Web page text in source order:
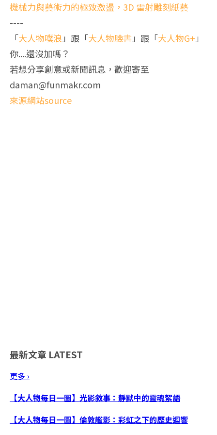
機械力與藝術力的極致激盪，3D 雷射雕刻紙藝
----
「大人物噗浪」跟「大人物臉書」跟「大人物G+」
你....還沒加嗎？
若想分享創意或新聞訊息，歡迎寄至
daman@funmakr.com
來源網站source
最新文章 LATEST
更多 ›
【大人物每日一圖】光影敘事：靜默中的靈魂絮語
【大人物每日一圖】倫敦艦影：彩虹之下的歷史迴響